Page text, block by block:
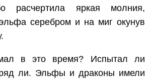
расчертила яркая молния,
серебром и на миг окунув
в это время? Испытал ли
ли. Эльфы и драконы имели